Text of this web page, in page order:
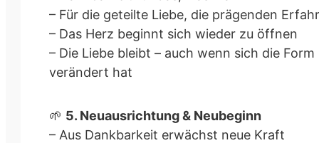
– Für die geteilte Liebe, die prägenden
– Das Herz beginnt sich wieder zu öffnen
– Die Liebe bleibt – auch wenn sich die Form
verändert hat
🌱 5. Neuausrichtung & Neubeginn
– Aus Dankbarkeit erwächst neue Kraft